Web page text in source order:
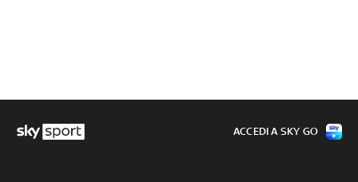
ACCEDI A SKY GO